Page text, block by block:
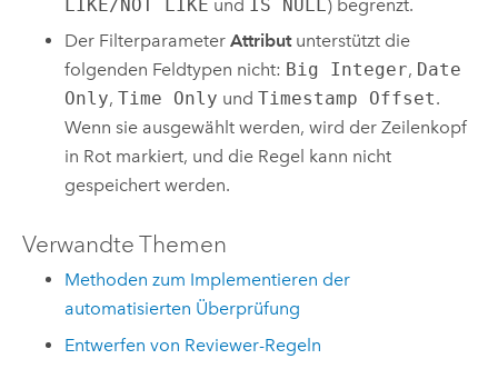
LIKE/NOT LIKE und IS NULL) begrenzt.
Der FilterparameterAttributunterstützt die
folgenden Feldtypen nicht: Big Integer, Date
Only,Time Only undTimestamp Offset.
Wenn sie ausgewählt werden, wird der Zeilenkopf
in Rot markiert, und die Regel kann nicht
gespeichert werden.
Verwandte Themen
Methoden zum Implementieren der
automatisierten Überprüfung
Entwerfen von Reviewer-Regeln